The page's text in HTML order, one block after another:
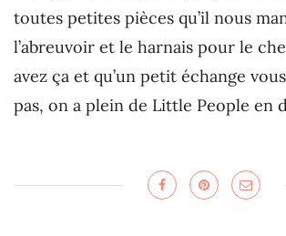
toutes petites pièces qu’il nous
l’abreuvoir et le harnais pour le
avez ça et qu’un petit échange
pas, on a plein de Little People en